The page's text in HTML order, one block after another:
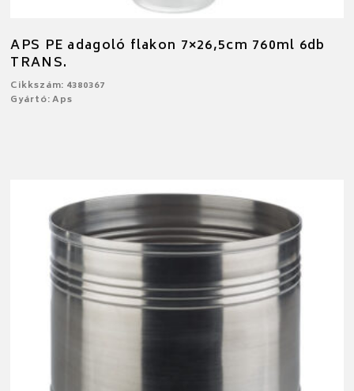
APS PE adagoló flakon 7×26,5cm 760ml 6db
TRANS.
Cikkszám: 4380367
Gyártó: Aps